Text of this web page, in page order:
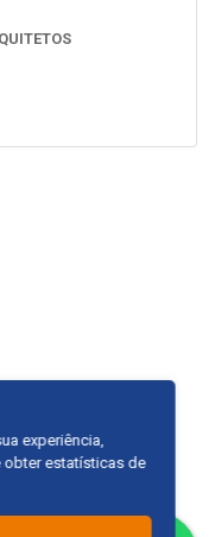
experiência,
estatísticas de